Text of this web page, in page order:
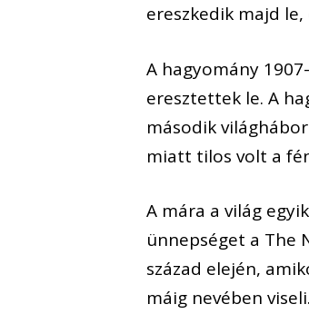
ereszkedik majd
A hagyomány
eresztettek le. A
második
miatt tilos volt a
A mára a világ
ünnepséget a The
század elején,
máig nevében viseli.